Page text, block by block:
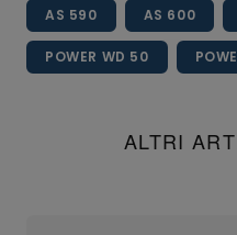
AS 590 AS 600
POWER WD 50
ALTRI